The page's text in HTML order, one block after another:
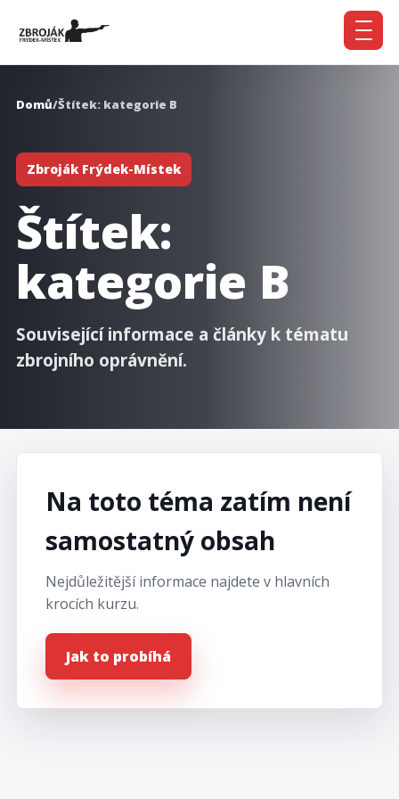
Domů/Štítek: kategorie B
Zbroják Frýdek-Místek
Štítek:
kategorie B
Související informace a články k tématu
zbrojního oprávnění.
Na toto téma zatím není
samostatný obsah
Nejdůležitější informace najdete v hlavních
krocích kurzu.
Jak to probíhá